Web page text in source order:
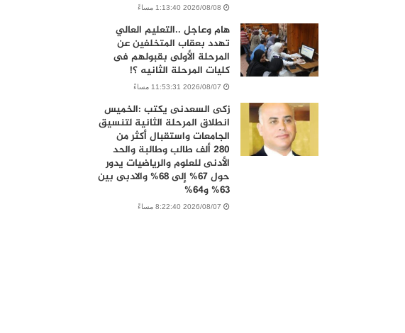
2026/08/08 1:13:40 مساءً
هام وعاجل ..التعليم العالي
تهدد بعقاب المتخلفين عن
المرحلة الأولى بقبولهم فى
كليات المرحلة الثانيه ؟!
2026/08/07 11:53:31 مساءً
زكى السعدنى يكتب :الخميس
انطلاق المرحلة الثانية لتنسيق
الجامعات واستقبال أكثر من
280 ألف طالب وطالبة والحد
الأدنى للعلوم والرياضيات يدور
حول 67% إلى 68% والادبى بين
63% و64%
2026/08/07 8:22:40 مساءً